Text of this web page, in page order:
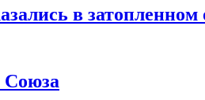
в затопленном
Союза